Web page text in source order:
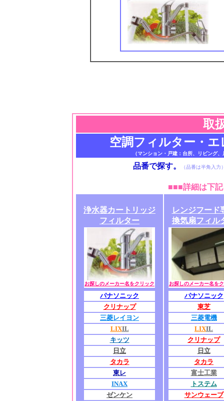
取
空調フィルター・
（マンション・戸建：台所、リビング
品番で探す。 （品番は半角入力
■■■詳細は下
浄水器カートリッジ
フィルター
お探しのメーカー名をクリック
パナソニック
クリナップ
三菱レイヨン
LIXIL
キッツ
日立
タカラ
東レ
INAX
ゼンケン
レンジフード
換気扇フィル
お探しのメーカー名を
パナソニック
東芝
三菱電機
LIXIL
クリナップ
日立
タカラ
富士工業
トステム
サンウェーブ